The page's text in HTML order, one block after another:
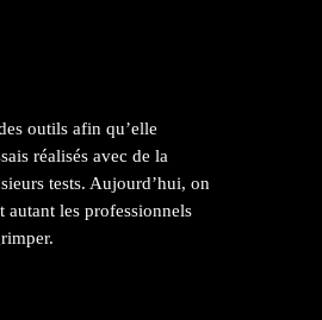
outils afin qu’elle
réalisés avec de la
tests. Aujourd’hui, on
autant les professionnels